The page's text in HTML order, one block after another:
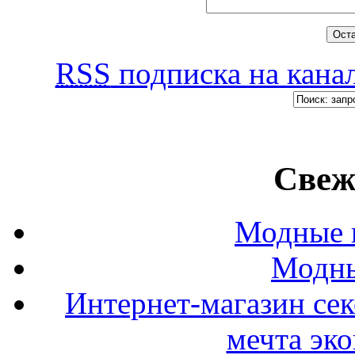
RSS подписка на
Модные
Интернет-магазин
мечта